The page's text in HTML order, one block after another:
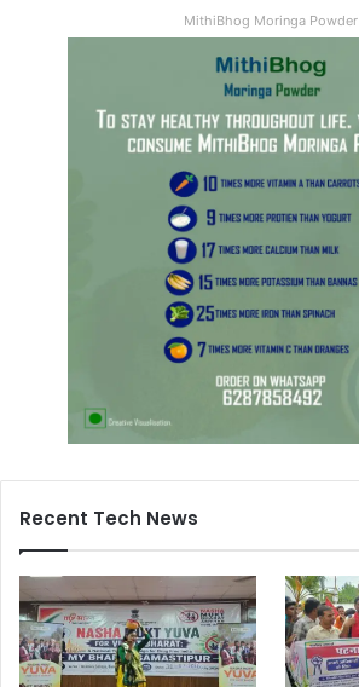
MithiBhog Moringa Powder
Recent Tech News